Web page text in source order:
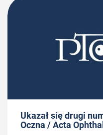
Ukazał się drugi
Oczna / Acta